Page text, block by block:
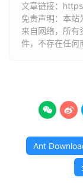
文章链接：
免责声明：本站
来自网络，所有
件，不存在任何
 
Ant